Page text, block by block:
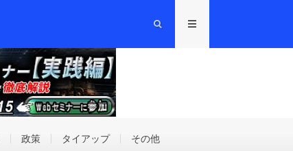
政策 タイアップ その他